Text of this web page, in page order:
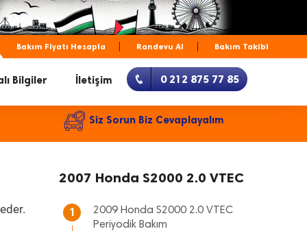
Bakım Fiyatı Hesapla Randevu Al Bakım Takibi
Bilgiler İletişim 0 212 875 77 85
Siz Sorun Biz Cevaplayalım
2007 Honda S2000 2.0 VTEC
1
2009 Honda S2000 2.0 VTEC
Periyodik Bakım